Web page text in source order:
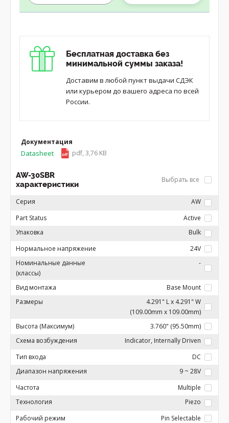
Бесплатная доставка без
минимальной суммы заказа!
Доставим в любой пункт выдачи СДЭК
или курьером до вашего адреса по всей
России.
Документация
Datasheet pdf, 3,76 KB
AW-30SBR
характеристики
Выбрать все
Серия
AW
Part Status
Active
Упаковка
Bulk
Нормальное напряжение
24V
Номинальные данные
(классы)
-
Вид монтажа
Base Mount
Размеры
4.291" L x 4.291" W
(109.00mm x 109.00mm)
Высота (Максимум)
3.760" (95.50mm)
Схема возбуждения
Indicator, Internally Driven
Тип входа
DC
Диапазон напряжения
9 ~ 28V
Частота
Multiple
Технология
Piezo
Рабочий режим
Pin Selectable